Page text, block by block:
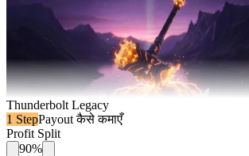
Thunderbolt Legacy
1 StepPayout कैसे कमाएँ
Profit Split
90%